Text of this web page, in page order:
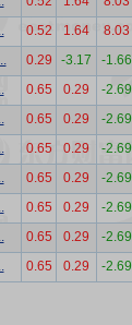
0.52 1.64 8.03
0.29 -3.17 -1.66
0.65 0.29 -2.69
0.65 0.29 -2.69
0.65 0.29 -2.69
0.65 0.29 -2.69
0.65 0.29 -2.69
0.65 0.29 -2.69
0.65 0.29 -2.69